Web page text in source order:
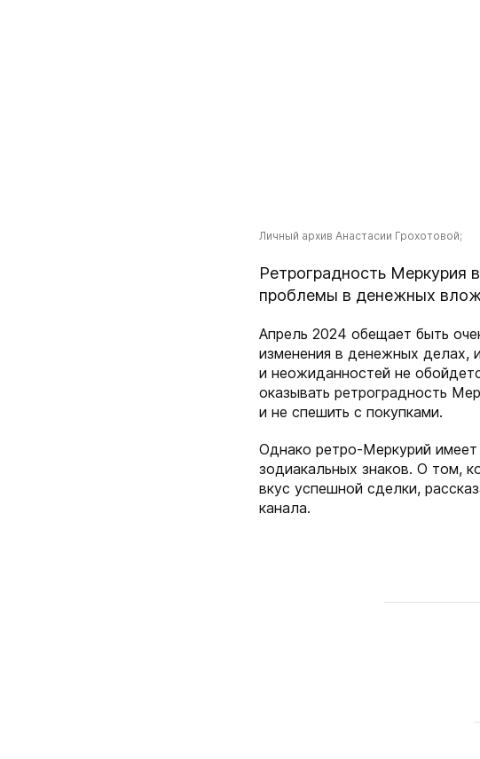
Личный архив Анастасии Грохотовой;
Ретроградность Меркурия
проблемы в денежных
Апрель 2024 обещает быть
изменения в денежных делах,
и неожиданностей не
оказывать ретроградность
и не спешить с покупками.
Однако ретро-Меркурий
зодиакальных знаков. О том,
вкус успешной сделки,
канала.